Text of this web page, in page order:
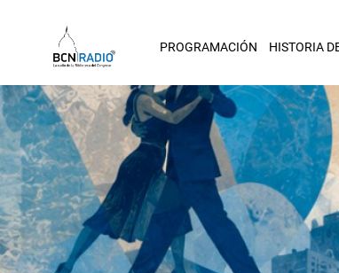
PROGRAMACIÓN HISTORIA